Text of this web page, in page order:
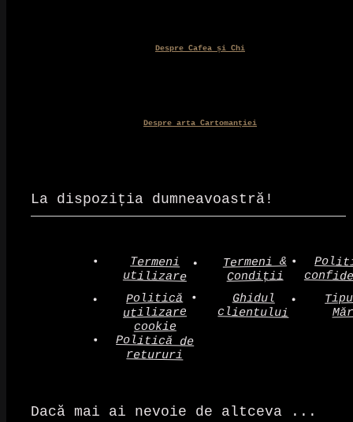
Despre Cafea și Chi
Despre arta Cartomanției
La dispoziția dumneavoastră!
Termeni
utilizare
Termeni &
Condiții
Politică
utilizare
cookie
Ghidul
clientului
Politică de
retururi
Dacă mai ai nevoie de altceva ...